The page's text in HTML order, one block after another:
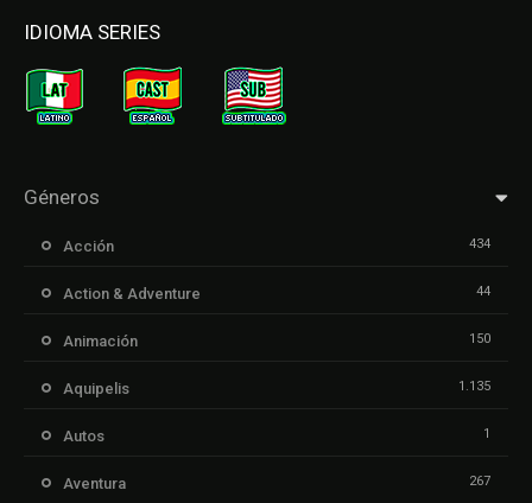
IDIOMA SERIES
Géneros
Acción 434
Action & Adventure 44
Animación 150
Aquipelis 1.135
Autos 1
Aventura 267